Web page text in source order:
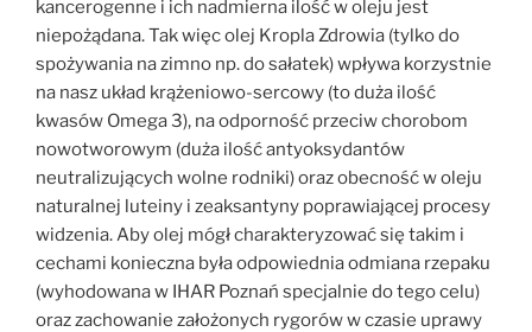
kancerogenne i ich nadmierna ilość w oleju jest
niepożądana. Tak więc olej Kropla Zdrowia (tylko do
spożywania na zimno np. do sałatek) wpływa korzystnie
na nasz układ krążeniowo-sercowy (to duża ilość
kwasów Omega 3), na odporność przeciw chorobom
nowotworowym (duża ilość antyoksydantów
neutralizujących wolne rodniki) oraz obecność w oleju
naturalnej luteiny i zeaksantyny poprawiającej procesy
widzenia. Aby olej mógł charakteryzować się takim i
cechami konieczna była odpowiednia odmiana rzepaku
(wyhodowana w IHAR Poznań specjalnie do tego celu)
oraz zachowanie założonych rygorów w czasie uprawy